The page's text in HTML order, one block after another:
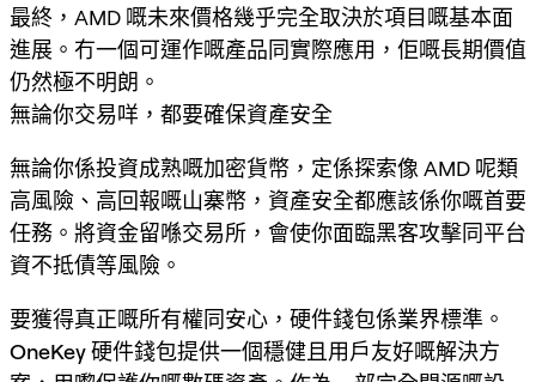
最終，AMD 嘅未來價格幾乎完全取決於項目嘅基本面
進展。冇一個可運作嘅產品同實際應用，佢嘅長期價值
仍然極不明朗。
無論你交易咩，都要確保資產安全
無論你係投資成熟嘅加密貨幣，定係探索像 AMD 呢類
高風險、高回報嘅山寨幣，資產安全都應該係你嘅首要
任務。將資金留喺交易所，會使你面臨黑客攻擊同平台
資不抵債等風險。
要獲得真正嘅所有權同安心，硬件錢包係業界標準。
OneKey 硬件錢包提供一個穩健且用戶友好嘅解決方